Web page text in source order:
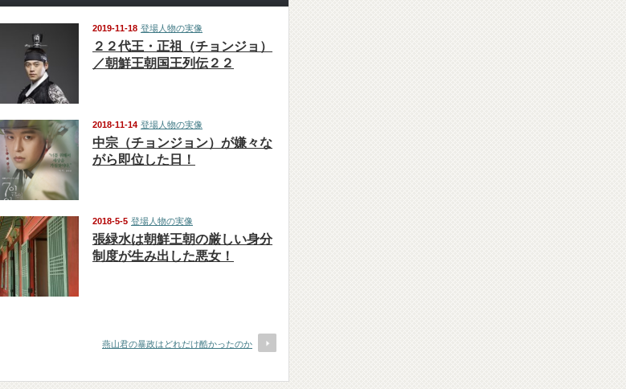
2019-11-18 登場人物の実像
２２代王・正祖（チョンジョ）
／朝鮮王朝国王列伝２２
2018-11-14 登場人物の実像
中宗（チョンジョン）が嫌々な
がら即位した日！
2018-5-5 登場人物の実像
張緑水は朝鮮王朝の厳しい身分
制度が生み出した悪女！
燕山君の暴政はどれだけ酷かったのか